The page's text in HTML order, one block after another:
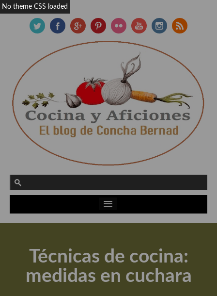
Actualidad y recomendaciones
Apuntes, estudios sobre temas interesantes e importantes
Aceite de Oliva Virgen Extra (AOVE)
Técnicas de cocina:
medidas en cuchara
No theme CSS loaded